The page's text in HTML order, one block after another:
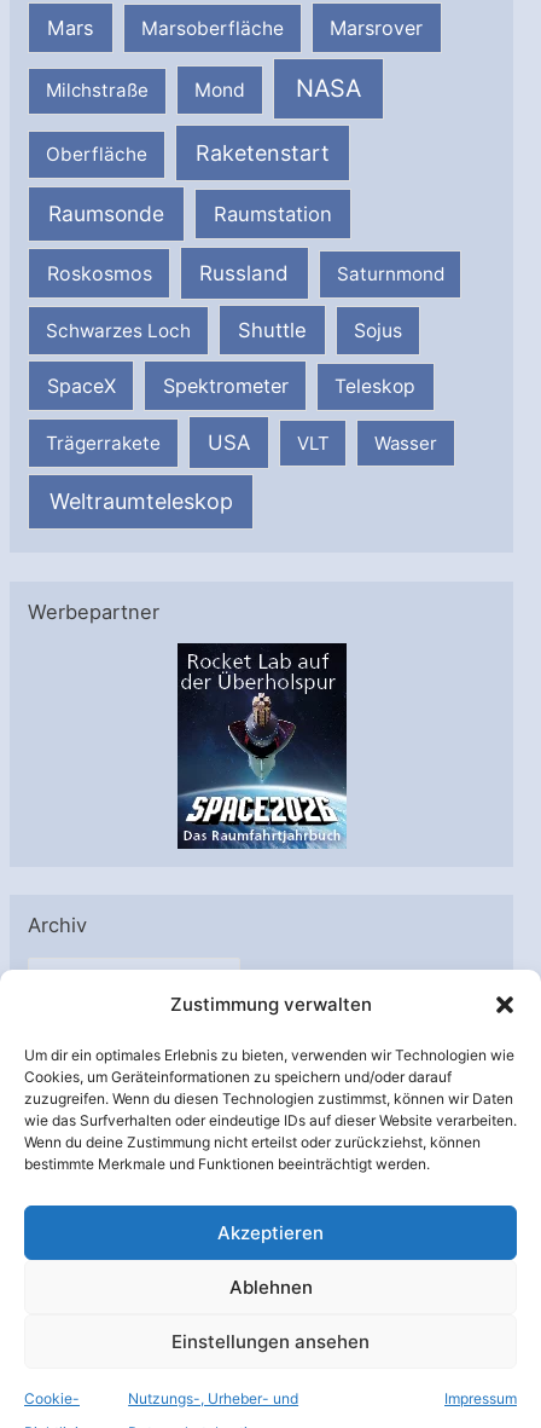
Zustimmung verwalten
Um dir ein optimales Erlebnis zu bieten, verwenden wir Technologien wie
Cookies, um Geräteinformationen zu speichern und/oder darauf
zuzugreifen. Wenn du diesen Technologien zustimmst, können wir Daten
wie das Surfverhalten oder eindeutige IDs auf dieser Website verarbeiten.
Wenn du deine Zustimmung nicht erteilst oder zurückziehst, können
bestimmte Merkmale und Funktionen beeinträchtigt werden.
Akzeptieren
Ablehnen
Einstellungen ansehen
Cookie-
Nutzungs-, Urheber- und
Impressum
Mars Marsoberfläche Marsrover
Milchstraße Mond NASA
Oberfläche Raketenstart
Raumsonde Raumstation
Roskosmos Russland Saturnmond
Schwarzes Loch Shuttle Sojus
SpaceX Spektrometer Teleskop
Trägerrakete USA VLT Wasser
Weltraumteleskop
Werbepartner
Archiv
A
h
i
v
Unterstützt von:
© Raumfahrer Net e.V. 2026